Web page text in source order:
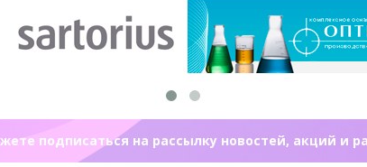
подписаться на рассылку новостей, акций и